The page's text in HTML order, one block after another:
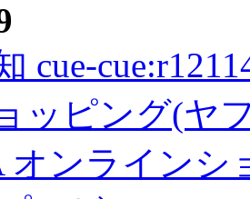
cue-
ッピング(ヤ
オンラインシ